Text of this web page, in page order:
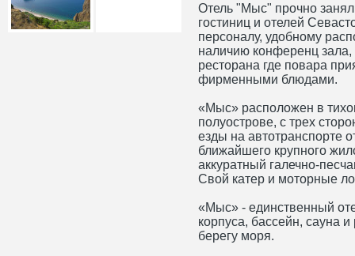
Отель "Мыс" прочно
гостиниц и отелей
персоналу, удобному
наличию конференц
ресторана где повара
фирменными блюдами.
«Мыс» расположен в
полуострове, с трех
езды на автотранспорте
ближайшего крупного
аккуратный галечно-
Свой катер и моторные
«Мыс» - единственный
корпуса, бассейн, сауна
берегу моря.